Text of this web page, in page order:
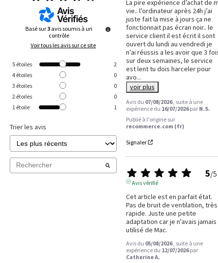
Basé sur3 avis soumis à un
contrôle
Voir tous les avis sur ce site
5 étoiles
2
4 étoiles
0
3 étoiles
0
2 étoiles
0
1 étoile 1
Trier les avis
La pire expérience d’achat de
vie.. l’ordinateur après 24h j’ai
juste fait la mise à jours ça ne
fonctionnait pas écran noir.. le
service client il est écrit il sont
ouvert du lundi au vendredi je
n’ai réussis a les avoir que 3
sur deux semaines, le service
est lent tu dois harceler pour
avo...
voir plus
Avis du 07/08/2026 , suite à une
expérience du 16/07/2026 par N.S.
Publié à l'origine sur
recommerce.com (fr)
Signaler
5/5
Avis vérifié
Cet article est en parfait état.
Pas de bruit de ventilation, très
rapide. Juste une petite
adaptation car je n'avais jamais
utilisé de Mac.
Avis du 05/08/2026 , suite à une
expérience du 12/07/2026 par
Catherine A.